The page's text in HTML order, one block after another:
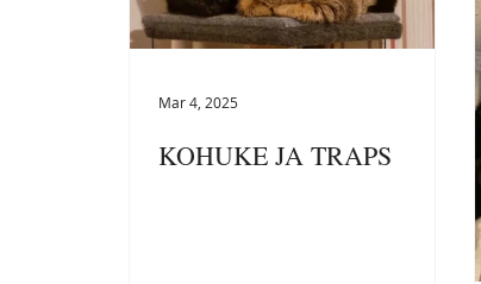
KOHUKE JA TRAPS
Mar 4, 2025